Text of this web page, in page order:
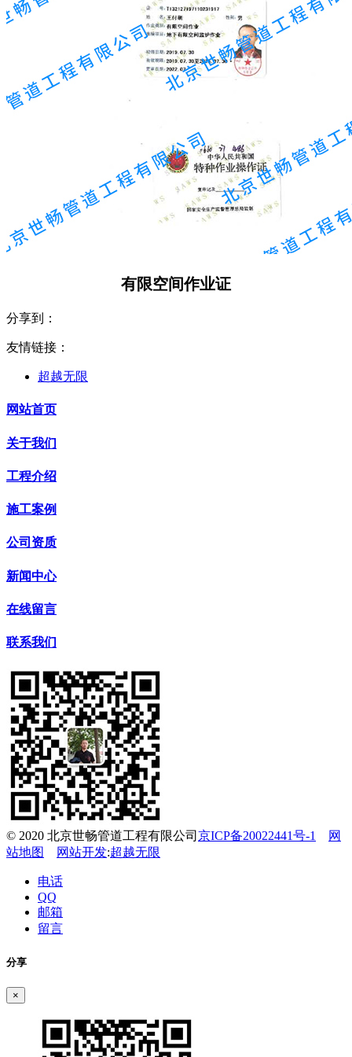
有限空间作业证
分享到：
友情链接：
超越无限
网站首页
关于我们
工程介绍
施工案例
公司资质
新闻中心
在线留言
联系我们
© 2020 北京世畅管道工程有限公司 京ICP备20022441号-1
网
站地图
网站开发:超越无限
电话
QQ
邮箱
留言
分享
×